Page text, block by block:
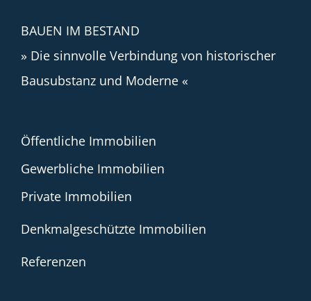
BAUEN IM BESTAND
» Die sinnvolle Verbindung von historischer
Bausubstanz und Moderne «
Öffentliche Immobilien
Gewerbliche Immobilien
Private Immobilien
Denkmalgeschützte Immobilien
Referenzen